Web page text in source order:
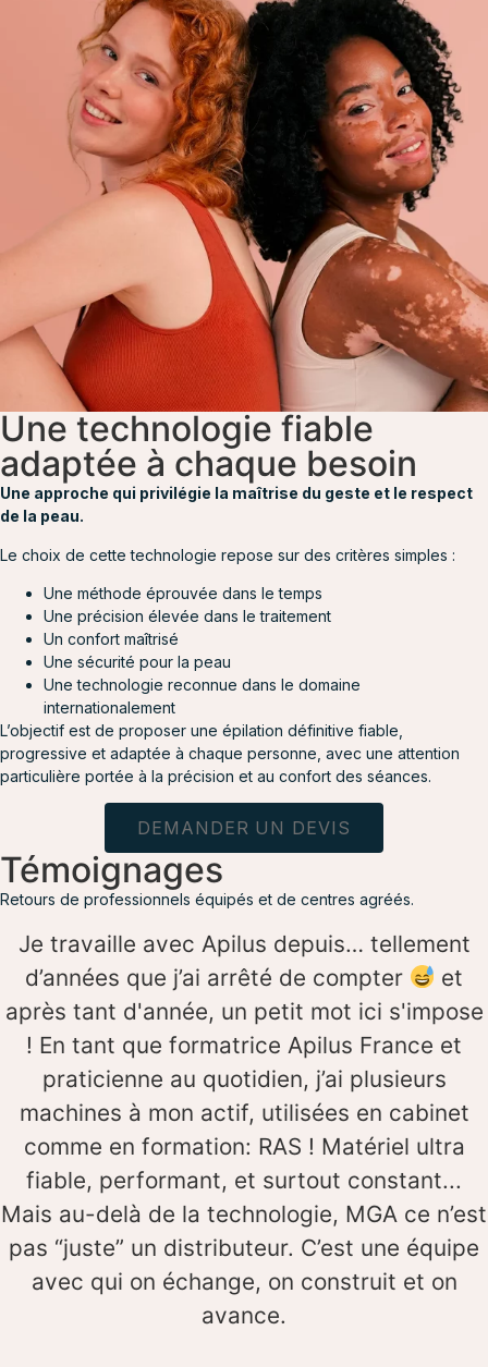
Une technologie fiable
adaptée à chaque besoin
Une approche qui privilégie la maîtrise du geste et le respect
de la peau.
Le choix de cette technologie repose sur des critères simples :
Une méthode éprouvée dans le temps
Une précision élevée dans le traitement
Un confort maîtrisé
Une sécurité pour la peau
Une technologie reconnue dans le domaine
internationalement
L’objectif est de proposer une épilation définitive fiable,
progressive et adaptée à chaque personne, avec une attention
particulière portée à la précision et au confort des séances.
DEMANDER UN DEVIS
Témoignages
Retours de professionnels équipés et de centres agréés.
Je travaille avec Apilus depuis… tellement
d’années que j’ai arrêté de compter
et
après tant d'année, un petit mot ici s'impose
! En tant que formatrice Apilus France et
praticienne au quotidien, j’ai plusieurs
machines à mon actif, utilisées en cabinet
comme en formation: RAS ! Matériel ultra
fiable, performant, et surtout constant...
Mais au-delà de la technologie, MGA ce n’est
pas “juste” un distributeur. C’est une équipe
avec qui on échange, on construit et on
avance.